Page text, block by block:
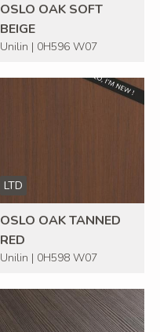
OSLO OAK SOFT
BEIGE
Unilin | 0H596 W07
LTD
OSLO OAK TANNED
RED
Unilin | 0H598 W07